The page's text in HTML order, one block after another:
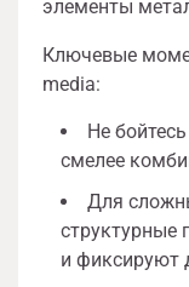
элементы
Ключевые
media:
Не
смелее
Для
структурные
и фиксируют